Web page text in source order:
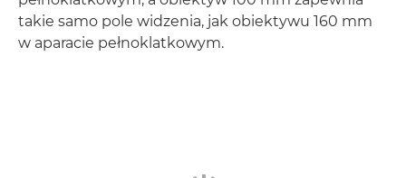
takie samo pole widzenia, jak obiektywu 160 mm
w aparacie pełnoklatkowym.